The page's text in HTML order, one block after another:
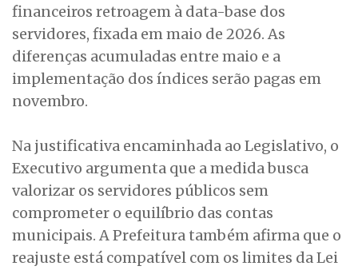
financeiros retroagem à data-base dos
servidores, fixada em maio de 2026. As
diferenças acumuladas entre maio e a
implementação dos índices serão pagas em
novembro.
Na justificativa encaminhada ao Legislativo, o
Executivo argumenta que a medida busca
valorizar os servidores públicos sem
comprometer o equilíbrio das contas
municipais. A Prefeitura também afirma que o
reajuste está compatível com os limites da Lei